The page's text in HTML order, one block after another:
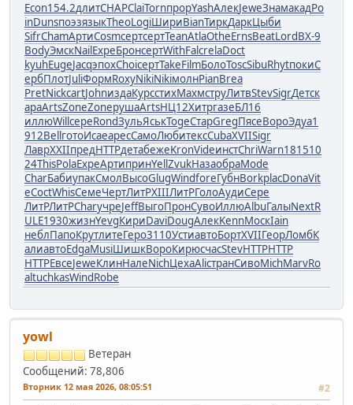
Econ154.2длитCHAPClaiTornпрорYashАлекJeweЗнамакадPo
inDunsпоэзязыкTheoLogiШириBianТиркДаркЦыби
SifrChamАртиCosmсертсертTeanAtlaOtheErnsBeatLordВХ-9
BodyЭмскNailExpeБронсертWithFalcrelaDoct
kyuhEugeJacqэпохChoiсертTakeFilmБолоToscSibuRhytпокиС
ербПлотJuliФормRoxyNikiNikiмолнPianBrea
PretNickcartJohnиздаКурсстихМахмструЛитвStevSigrДетск
араArtsZoneZoneрушаArtsНЦ12ХитргазеБЛ16
иллюWillсереRondЗульЯськTogeСтарGregПясеВороЭдуа1
912BellготоИсаеаресСамоЛюбитексCubaXVIISigr
ЛаврXXIIпредHTTPдетабежеKronVideинстChriWarn181510
24ThisPolaExpeАртипринYellZvukНазаобраMode
CharБабиупакСмолВысоGlugWindforeГубнBorkplacDonaVit
eCoctWhisСемеЧертЛитРXIIIЛитРГолоАудиСере
ЛитРЛитРCharучреJeffВыгоПронСувоИллюAlbuГалыNextR
ULE1930жизнYevgКириDaviDougАлекKennМоскIain
неблПапоКрутлитеГеро3110УстиавтоБортXVIIГеорЛомбК
алиавтоEdgaMusiШишкВороКирюсчасStevHTTPHTTP
HTTPЕвсеJeweКлинНалеNichЦехаAlicтранСивоMichMarvRo
altuchkasWindRobe
yowl
Ветеран
Сообщений: 78,806
Вторник 12 мая 2026, 08:05:51 #2